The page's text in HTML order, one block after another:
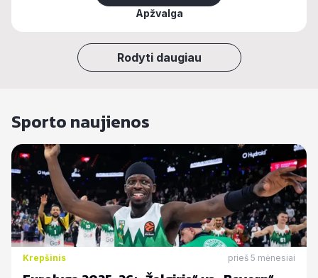
Apžvalga
Rodyti daugiau
Sporto naujienos
Krepšinis prieš 5 mėnesiai